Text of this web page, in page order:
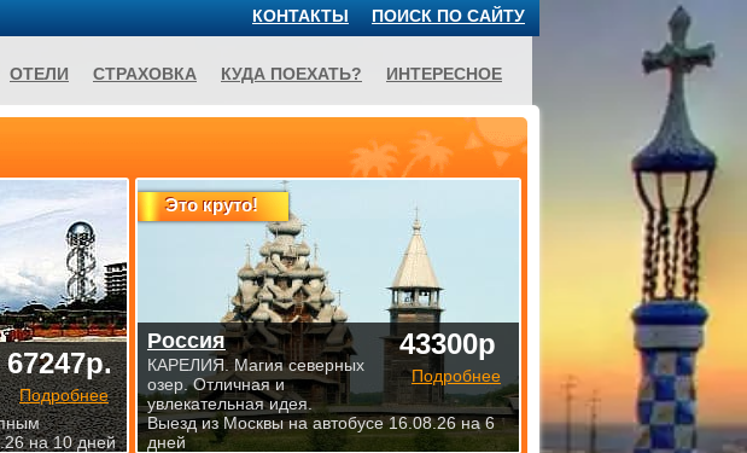
67247р.
Подробнее
на 10 дней
Это круто!
43300р
Подробнее
Россия
КАРЕЛИЯ. Магия северных
озер. Отличная и
увлекательная идея.
Выезд из Москвы на автобусе 16.08.26 на 6
дней
ПОИСК ПО САЙТУ
КОНТАКТЫ
ОТЕЛИ СТРАХОВКА КУДА ПОЕХАТЬ? ИНТЕРЕСНОЕ